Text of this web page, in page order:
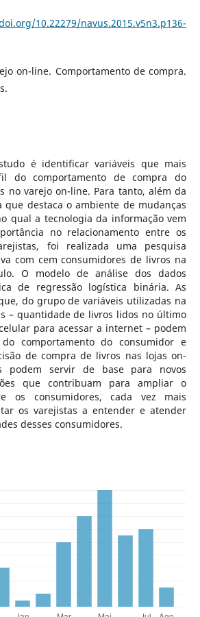
10.22279/navus.2015.v5n3.p136-
on-line. Comportamento de compra.
é identificar variáveis que mais
do comportamento de compra do
no varejo on-line. Para tanto, além da
que destaca o ambiente de mudanças
qual a tecnologia da informação vem
no relacionamento entre os
foi realizada uma pesquisa
com cem consumidores de livros na
O modelo de análise dos dados
de regressão logística binária. As
do grupo de variáveis utilizadas na
– quantidade de livros lidos no último
para acessar a internet – podem
comportamento do consumidor e
de compra de livros nas lojas on-
podem servir de base para novos
que contribuam para ampliar o
os consumidores, cada vez mais
os varejistas a entender e atender
desses consumidores.